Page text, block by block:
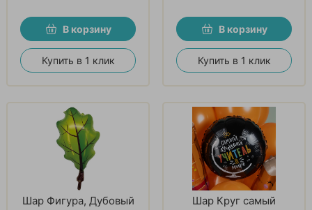
В корзину
Купить в 1 клик
В корзину
Купить в 1 клик
Шар Фигура, Дубовый
Шар Круг самый